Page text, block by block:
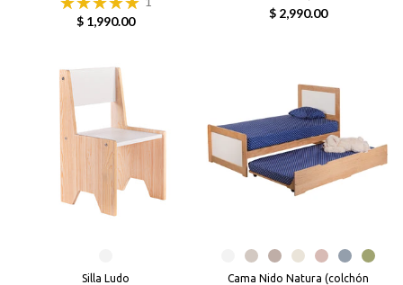
$ 1,990.00
$ 2,990.00
Silla Ludo
Cama Nido Natura (colchón